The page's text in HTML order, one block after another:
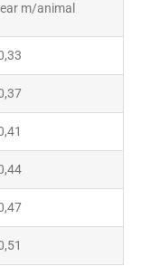
m/animal